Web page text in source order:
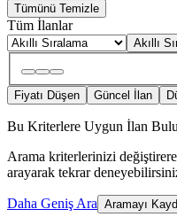
Tümünü Temizle
Tüm İlanlar
Akıllı
Fiyatı Düşen Güncel İlan
Bu Kriterlere Uygun İlan
Arama kriterlerinizi
arayarak tekrar
Daha Geniş Ara Aramayı